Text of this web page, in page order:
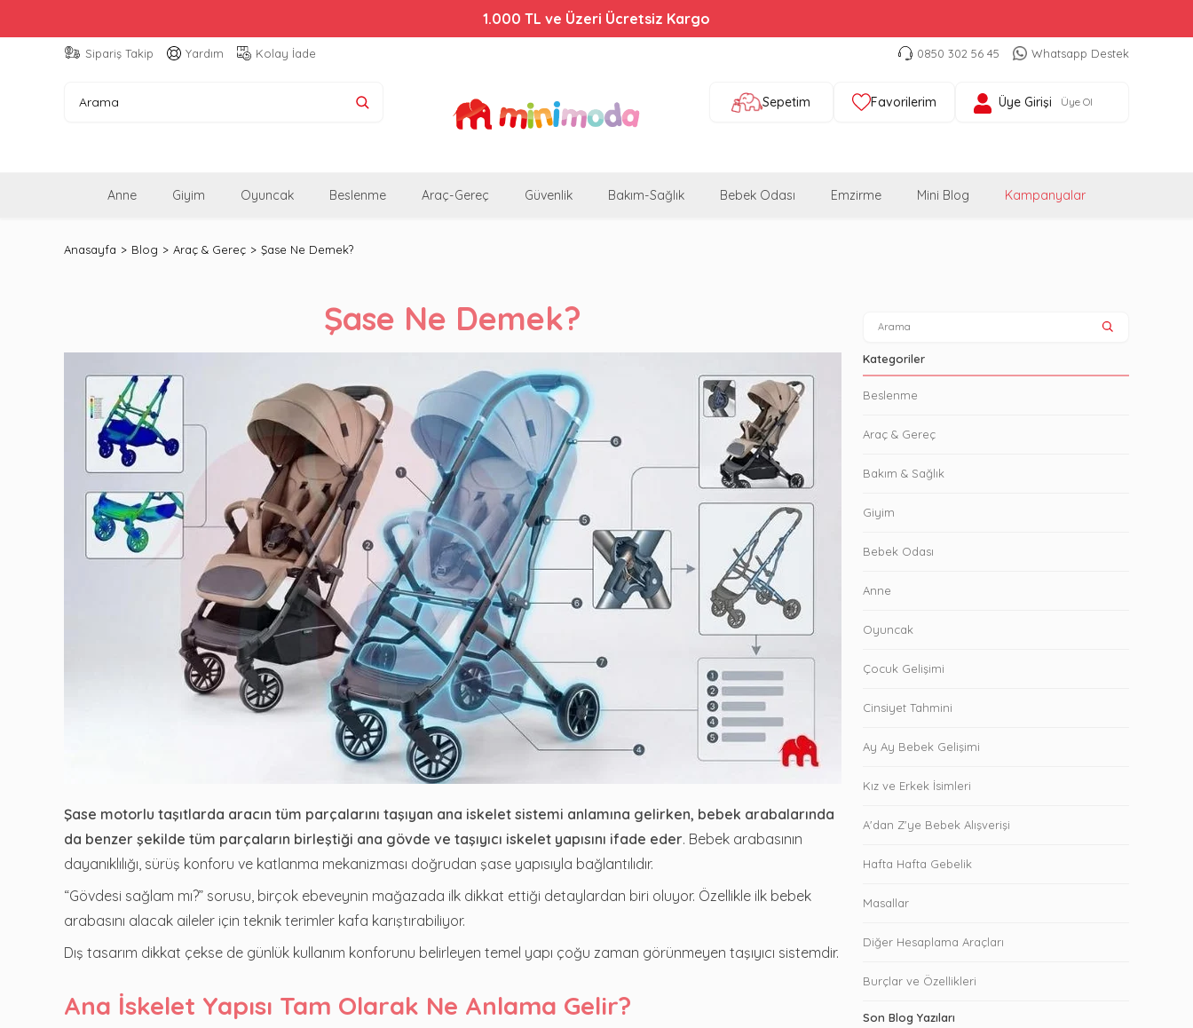
1.000 TL ve Üzeri Ücretsiz Kargo
Sipariş Takip Yardım Kolay İade 0850 302 56 45 Whatsapp Destek
Sepetim Favorilerim Üye Girişi Üye Ol
Anne Giyim Oyuncak Beslenme Araç-Gereç Güvenlik Bakım-Sağlık Bebek Odası Emzirme Mini Blog Kampanyalar
Anasayfa Blog Araç & Gereç Şase Ne Demek?
Şase Ne Demek?
Şase motorlu taşıtlarda aracın tüm parçalarını taşıyan ana iskelet sistemi anlamına gelirken, bebek arabalarında
da benzer şekilde tüm parçaların birleştiği ana gövde ve taşıyıcı iskelet yapısını ifade eder. Bebek arabasının
dayanıklılığı, sürüş konforu ve katlanma mekanizması doğrudan şase yapısıyla bağlantılıdır.
“Gövdesi sağlam mı?” sorusu, birçok ebeveynin mağazada ilk dikkat ettiği detaylardan biri oluyor. Özellikle ilk bebek
arabasını alacak aileler için teknik terimler kafa karıştırabiliyor.
Dış tasarım dikkat çekse de günlük kullanım konforunu belirleyen temel yapı çoğu zaman görünmeyen taşıyıcı sistemdir.
Ana İskelet Yapısı Tam Olarak Ne Anlama Gelir?
Kategoriler
Beslenme
Araç & Gereç
Bakım & Sağlık
Giyim
Bebek Odası
Anne
Oyuncak
Çocuk Gelişimi
Cinsiyet Tahmini
Ay Ay Bebek Gelişimi
Kız ve Erkek İsimleri
A'dan Z'ye Bebek Alışverişi
Hafta Hafta Gebelik
Masallar
Diğer Hesaplama Araçları
Burçlar ve Özellikleri
Son Blog Yazıları